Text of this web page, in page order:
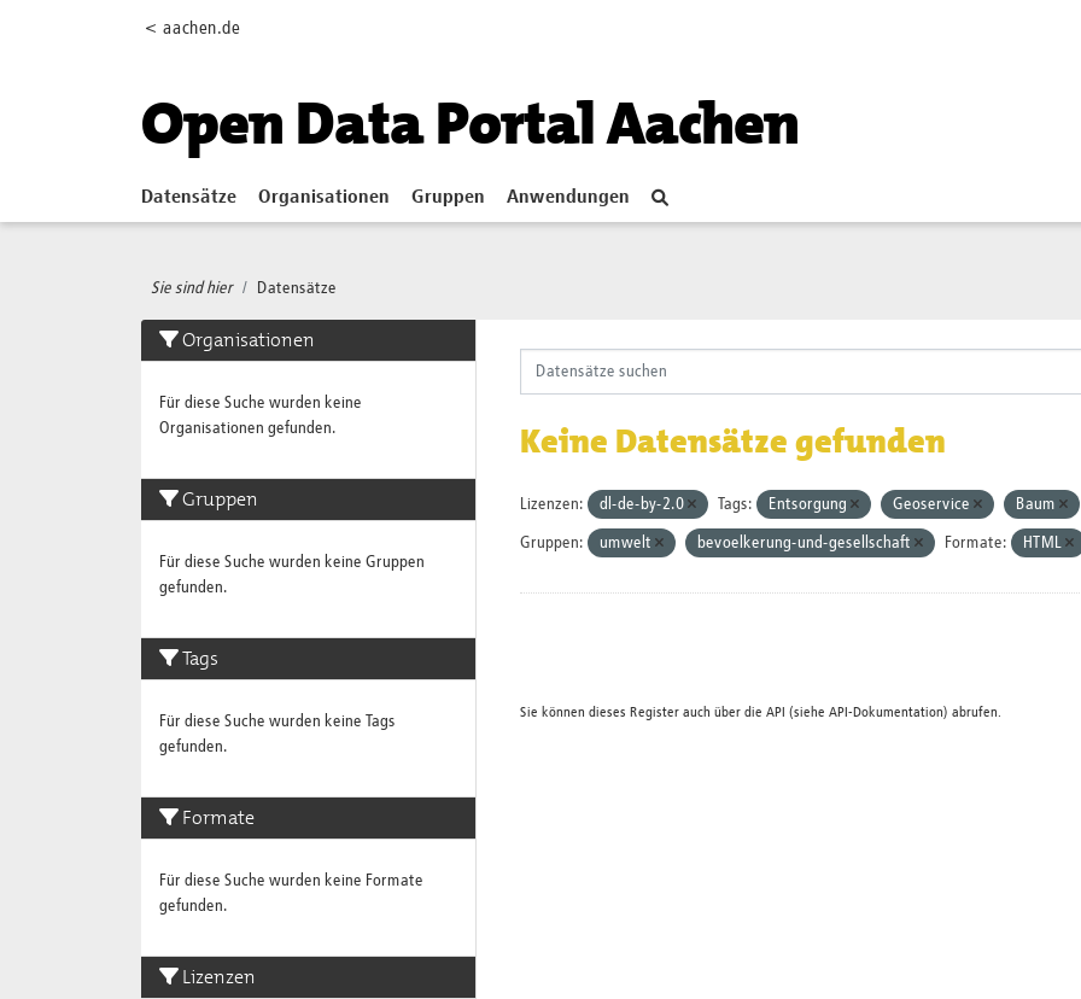
< aachen.de
Open Data Portal Aachen
Datensätze Organisationen Gruppen Anwendungen
Sie sind hier Datensätze
Organisationen
Für diese Suche wurden keine
Organisationen gefunden.
Gruppen
Für diese Suche wurden keine Gruppen
gefunden.
Tags
Für diese Suche wurden keine Tags
gefunden.
Formate
Für diese Suche wurden keine Formate
gefunden.
Lizenzen
Keine Datensätze gefunden
Lizenzen: dl-de-by-2.0 Tags: Entsorgung Geoservice Baum
Gruppen: umwelt bevoelkerung-und-gesellschaft Formate: HTML
Sie können dieses Register auch über die API (siehe API-Dokumentation) abrufen.